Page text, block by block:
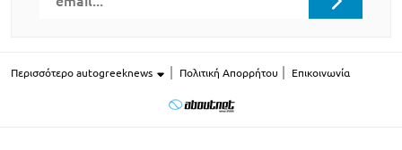
Περισσότερο autogreeknews Πολιτική Απορρήτου Επικοινωνία